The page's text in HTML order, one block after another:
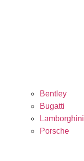
Bentley
Bugatti
Lamborghini
Porsche